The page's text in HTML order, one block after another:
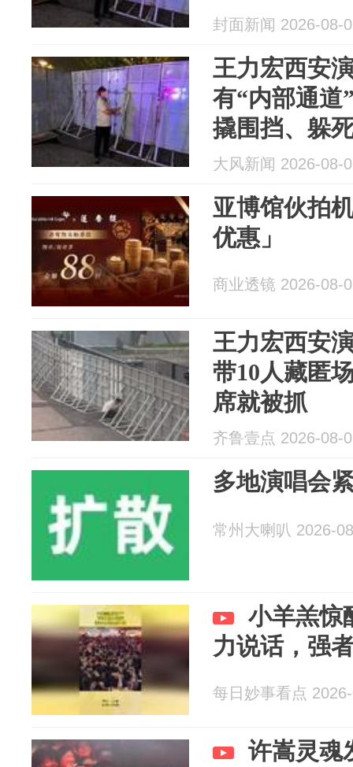
封面新闻 2026-08-
王力宏西安
有“内部通道
撬围挡、躲
场，西安警
8日并罚款
大风新闻 2026-08-
亚博馆伙拍
优惠」
商业透镜 2026-08-
王力宏西安
带10人藏匿
席就被抓
齐鲁壹点 2026-08-
多地演唱会
常州大喇叭 2026-
小羊羔惊
力说话，强
每日妙事看点
许嵩灵魂